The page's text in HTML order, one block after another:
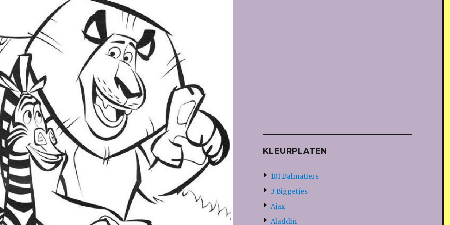
KLEURPLATEN
101 Dalmatiers
3 Biggetjes
Ajax
Aladdin